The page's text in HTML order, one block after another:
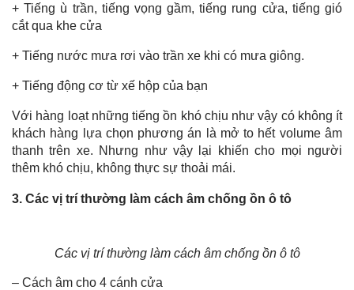
+ Tiếng ù trần, tiếng vọng gầm, tiếng rung cửa, tiếng gió
cắt qua khe cửa
+ Tiếng nước mưa rơi vào trần xe khi có mưa giông.
+ Tiếng động cơ từ xế hộp của bạn
Với hàng loạt những tiếng ồn khó chịu như vậy có không ít
khách hàng lựa chọn phương án là mở to hết volume âm
thanh trên xe. Nhưng như vậy lại khiến cho mọi người
thêm khó chịu, không thực sự thoải mái.
3. Các vị trí thường làm cách âm chống ồn ô tô
Các vị trí thường làm cách âm chống ồn ô tô
– Cách âm cho 4 cánh cửa